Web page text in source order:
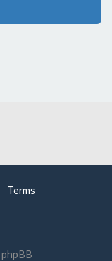
Terms
phpBB